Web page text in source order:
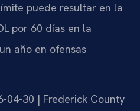
puede resultar en la
por 60 días en la
año en ofensas
04-30 | Frederick County